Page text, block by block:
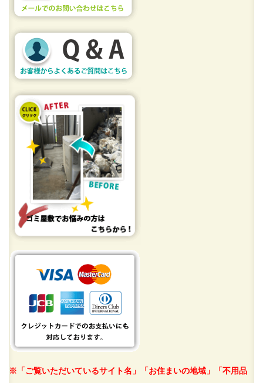
※「ご覧いただいているサイト名」「お住まいの地域」「不用品